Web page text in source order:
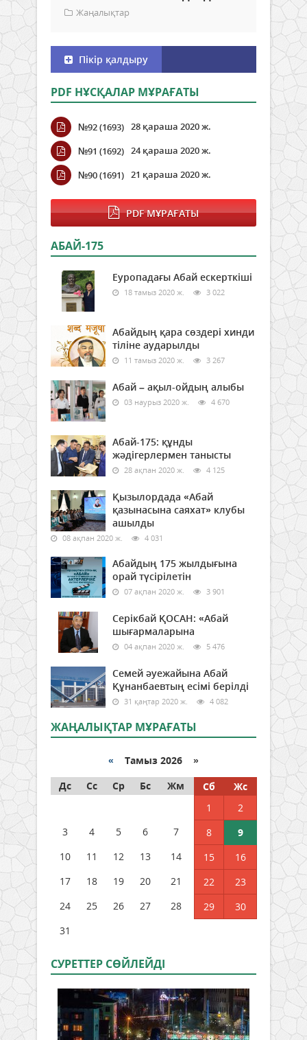
Жаңалықтар
Пікір қалдыру
PDF НҰСҚАЛАР МҰРАҒАТЫ
№92 (1693) 28 қараша 2020 ж.
№91 (1692) 24 қараша 2020 ж.
№90 (1691) 21 қараша 2020 ж.
PDF МҰРАҒАТЫ
АБАЙ-175
Еуропадағы Абай ескерткіші
18 тамыз 2020 ж. 3 022
Абайдың қара сөздері хинди
тіліне аударылды
11 тамыз 2020 ж. 3 267
Абай – ақыл-ойдың алыбы
03 наурыз 2020 ж. 4 670
Абай-175: құнды
жәдігерлермен танысты
28 ақпан 2020 ж. 4 125
Қызылордада «Абай
қазынасына саяхат» клубы
ашылды
08 ақпан 2020 ж. 4 031
Абайдың 175 жылдығына
орай түсірілетін
07 ақпан 2020 ж. 3 901
Серікбай ҚОСАН: «Абай
шығармаларына
04 ақпан 2020 ж. 5 476
Семей әуежайына Абай
Құнанбаевтың есімі берілді
31 қаңтар 2020 ж. 4 082
ЖАҢАЛЫҚТАР МҰРАҒАТЫ
« Тамыз 2026 »
Дс
Сс Ср Бс Жм Сб
Жс
1
2
3
4 5 6 7 8
9
10
11 12 13 14 15
16
17
18 19 20 21 22
23
24
25 26 27 28 29
30
31
СУРЕТТЕР СӨЙЛЕЙДI